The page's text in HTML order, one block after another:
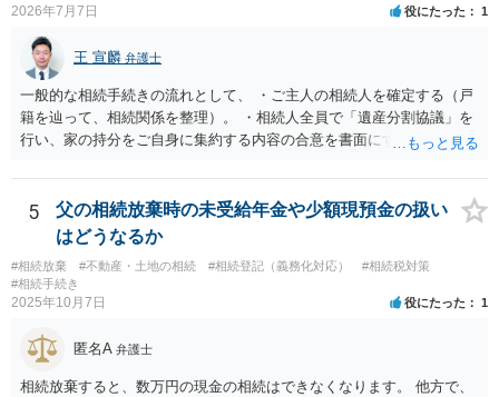
2026年7月7日 役にたった 1
王 宣麟 弁護士
一般的な相続手続きの流れとして、 ・ご主人の相続人を確定する（戸
籍を辿って、相続関係を整理）。 ・相続人全員で「遺産分割協議」を
行い、家の持分をご自身に集約する内容の合意を書面にする。 ・その
ンと抵当権の名義について、金融機関と協議し、可能ならあなた名義
に切り替える（団信の見直しなども含めて）。 ・ただし、親子ローン
で義母も共有名義に入っている場合、通常は、義母の持分や義母のロ
ーン部分を動かすには、義母本人の同意・協議が不可欠です。 ここが
今回の「義母と連絡が取れない」状況での大きなネックになります。
連絡が取れない相続人・共有者がいる場合、相続手続きは次のような
母の最新住所と生存状況を確認する。 まずは、被相続人（ご主人）の
戸籍から相続人を辿り、義母の戸籍・戸籍附票を取り、現住所や転居
履歴を確認する方法が一般的です。 ２．住所が分かった場合、内容証
5
父の相続放棄時の未受給年金や少額現預金の扱い
はどうなるか
#相続放棄 #不動産・土地の相続 #相続登記（義務化対応）
#相続税対策
#相続手続き
2025年10月7日 役にたった 1
匿名A 弁護士
相続放棄すると、数万円の現金の相続はできなくなります。 他方で、